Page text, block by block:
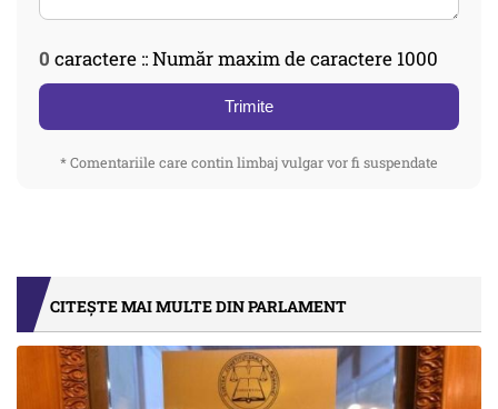
0 caractere :: Număr maxim de caractere 1000
Trimite
* Comentariile care contin limbaj vulgar vor fi suspendate
CITEȘTE MAI MULTE DIN PARLAMENT